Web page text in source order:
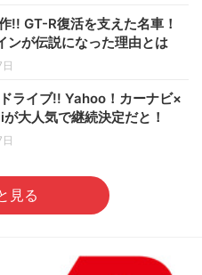
!! GT-R復活を支えた名車！
ンが伝説になった理由とは
ライブ!! Yahoo！カーナビ×
大人気で継続決定だと！
見る